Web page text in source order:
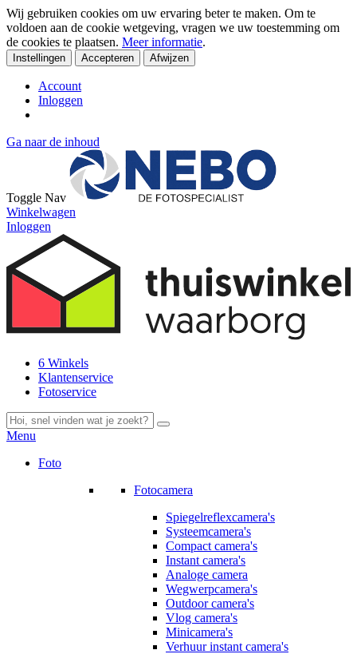
Wij gebruiken cookies om uw ervaring beter te maken. Om te
voldoen aan de cookie wetgeving, vragen we uw toestemming om
de cookies te plaatsen. Meer informatie.
Instellingen Accepteren Afwijzen
Account
Inloggen
Ga naar de inhoud
Toggle Nav
Winkelwagen
Inloggen
6 Winkels
Klantenservice
Fotoservice
Menu
Foto
Fotocamera
Spiegelreflexcamera's
Systeemcamera's
Compact camera's
Instant camera's
Analoge camera
Wegwerpcamera's
Outdoor camera's
Vlog camera's
Minicamera's
Verhuur instant camera's